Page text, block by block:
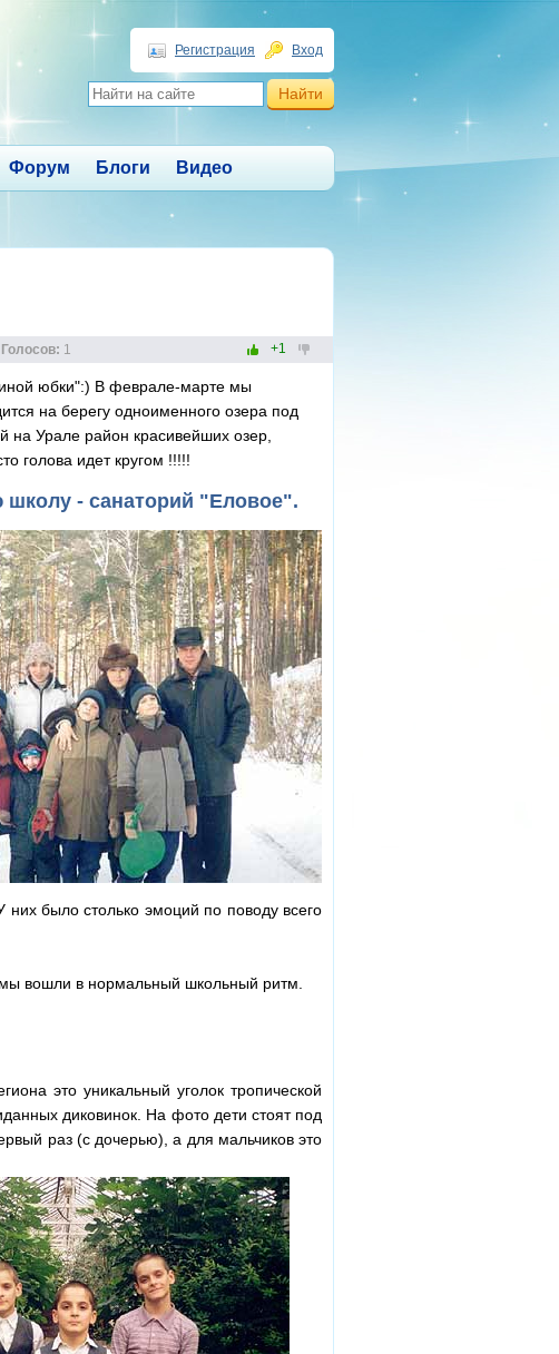
Регистрация Вход
Форум Блоги Видео
Голосов: 1 +1
юбки":) В феврале-марте мы
на берегу одноименного озера под
на Урале район красивейших озер,
голова идет кругом !!!!!
- санаторий "Еловое".
было столько эмоций по поводу всего
вошли в нормальный школьный ритм.
это уникальный уголок тропической
диковинок. На фото дети стоят под
раз (с дочерью), а для мальчиков это